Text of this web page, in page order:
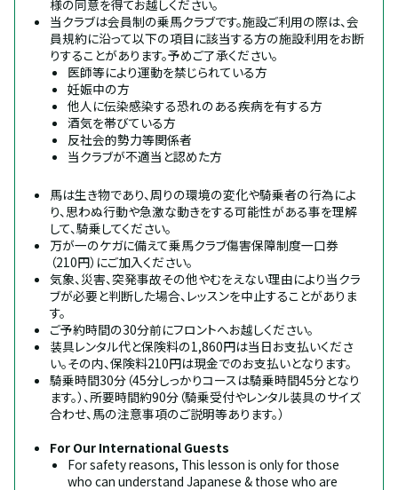
様の同意を得てお越しください。
当クラブは会員制の乗馬クラブです。施設ご利用の際は、会
員規約に沿って以下の項目に該当する方の施設利用をお断
りすることがあります。予めご了承ください。
医師等により運動を禁じられている方
妊娠中の方
他人に伝染感染する恐れのある疾病を有する方
酒気を帯びている方
反社会的勢力等関係者
当クラブが不適当と認めた方
馬は生き物であり、周りの環境の変化や騎乗者の行為によ
り、思わぬ行動や急激な動きをする可能性がある事を理解
して、騎乗してください。
万が一のケガに備えて乗馬クラブ傷害保障制度一口券
（210円）にご加入ください。
気象、災害、突発事故その他やむをえない理由により当クラ
ブが必要と判断した場合、レッスンを中止することがありま
す。
ご予約時間の30分前にフロントへお越しください。
装具レンタル代と保険料の1,860円は当日お支払いくださ
い。その内、保険料210円は現金でのお支払いとなります。
騎乗時間30分（45分しっかりコースは騎乗時間45分となり
ます。）、所要時間約90分（騎乗受付やレンタル装具のサイズ
合わせ、馬の注意事項のご説明等あります。）
For Our International Guests
For safety reasons, This lesson is only for those
who can understand Japanese & those who are